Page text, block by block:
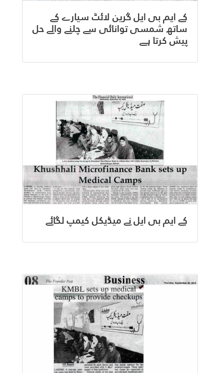
کے ایم بی ایل گرین لائٹ سیارے کے
ساتھ شمسی توانائی سے چلنے والے حل
پیش کرتا ہے
کے ایم بی ایل نے میڈیکل کیمپ لگائے